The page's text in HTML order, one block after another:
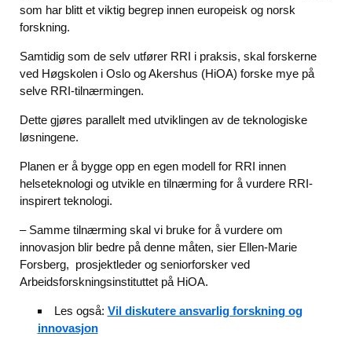
som har blitt et viktig begrep innen europeisk og norsk
forskning.
Samtidig som de selv utfører RRI i praksis, skal forskerne
ved Høgskolen i Oslo og Akershus (HiOA) forske mye på
selve RRI-tilnærmingen.
Dette gjøres parallelt med utviklingen av de teknologiske
løsningene.
Planen er å bygge opp en egen modell for RRI innen
helseteknologi og utvikle en tilnærming for å vurdere RRI-
inspirert teknologi.
– Samme tilnærming skal vi bruke for å vurdere om
innovasjon blir bedre på denne måten, sier Ellen-Marie
Forsberg, prosjektleder og seniorforsker ved
Arbeidsforskningsinstituttet på HiOA.
Les også: Vil diskutere ansvarlig forskning og
innovasjon